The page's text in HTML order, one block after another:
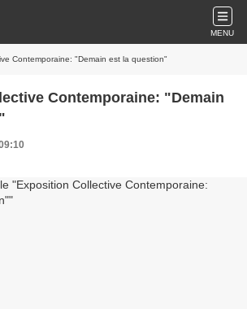
MENU
Contemporaine: "Demain est la question"
Contemporaine: "Demain